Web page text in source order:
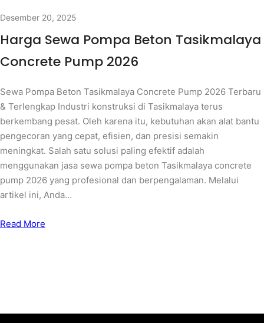
Desember 20, 2025
Harga Sewa Pompa Beton Tasikmalaya
Concrete Pump 2026
Sewa Pompa Beton Tasikmalaya Concrete Pump 2026 Terbaru
& Terlengkap Industri konstruksi di Tasikmalaya terus
berkembang pesat. Oleh karena itu, kebutuhan akan alat bantu
pengecoran yang cepat, efisien, dan presisi semakin
meningkat. Salah satu solusi paling efektif adalah
menggunakan jasa sewa pompa beton Tasikmalaya concrete
pump 2026 yang profesional dan berpengalaman. Melalui
artikel ini, Anda…
Read More